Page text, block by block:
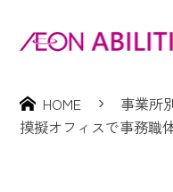
HOME
事業所
摸擬オフィスで事務職